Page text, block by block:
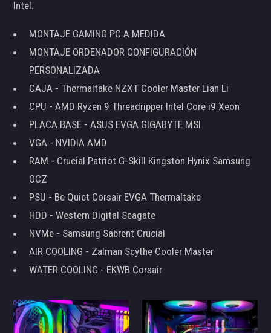
Intel.
MONTAJE GAMING PC A MEDIDA
MONTAJE ORDENADOR CONFIGURACIÓN
PERSONALIZADA
CAJA - Thermaltake NZXT Cooler Master Lian Li
CPU - AMD Ryzen 9 Threadripper Intel Core i9 Xeon
PLACA BASE - ASUS EVGA GIGABYTE MSI
VGA - NVIDIA AMD
RAM - Crucial Patriot G-Skill Kingston Hynix Samsung
OCZ
PSU - Be Quiet Corsair EVGA Thermaltake
HDD - Western Digital Seagate
NVMe - Samsung Sabrent Crucial
AIR COOLING - Zalman Scythe Cooler Master
WATER COOLING - EKWB Corsair